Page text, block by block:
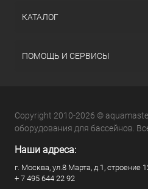
КАТАЛОГ
ПОМОЩЬ И СЕРВИСЫ
Copyright 2010-2026 ©
оборудования для бассейнов.
Наши адреса:
г. Москва, ул.8 Марта, д.1, строение
+ 7 495 644 22 92